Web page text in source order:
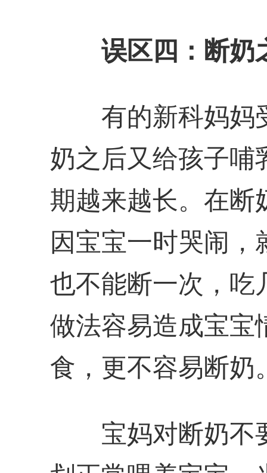
误区四：断奶
有的新科妈妈
奶之后又给孩子哺
期越来越长。在断
因宝宝一时哭闹
也不能断一次，吃
做法容易造成宝宝
食，更不容易断奶
宝妈对断奶不